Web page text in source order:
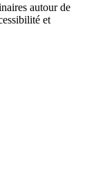
autour de
et